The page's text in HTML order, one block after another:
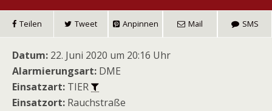
Teilen Tweet Anpinnen Mail SMS
Datum: 22. Juni 2020 um 20:16 Uhr
Alarmierungsart: DME
Einsatzart: TIER
Einsatzort: Rauchstraße